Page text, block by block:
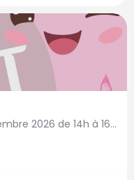
Je me m'ART Le mercredi 9 septembre 2026 de 14h à 16h, au rez-de-chaussée de la bibliothèque : Le…